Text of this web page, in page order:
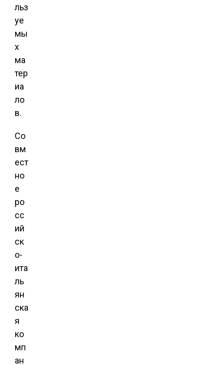
льз
уе
мы
х
ма
тер
иа
ло
в.
Со
вм
ест
но
е
ро
сс
ий
ск
о-
ита
ль
ян
ска
я
ко
мп
ан